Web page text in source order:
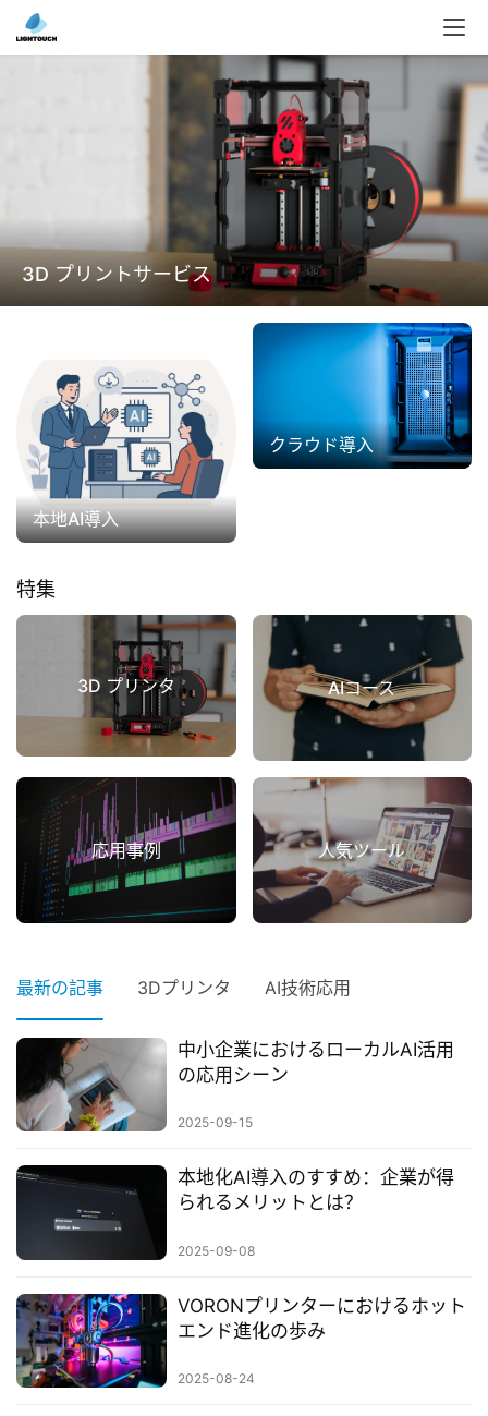
A
導
ラ
ウ
ド
入
3
プ
リ
ト
A
I
ツ
3D プリントサービス
本地AI導入
クラウド導入
特集
3D プリンタ AIコース
応用事例 人気ツール
最新の記事 3Dプリンタ AI技術応用
中小企業におけるローカルAI活用
の応用シーン
2025-09-15
本地化AI導入のすすめ：企業が得
られるメリットとは？
2025-09-08
VORONプリンターにおけるホット
エンド進化の歩み
2025-08-24